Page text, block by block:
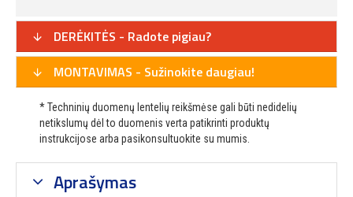
DERĖKITĖS - Radote pigiau?
MONTAVIMAS - Sužinokite daugiau!
* Techninių duomenų lentelių reikšmėse gali būti nedidelių
netikslumų dėl to duomenis verta patikrinti produktų
instrukcijose arba pasikonsultuokite su mumis.
Aprašymas